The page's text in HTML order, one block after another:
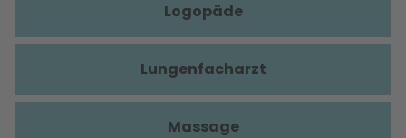
Logopäde
Lungenfacharzt
Massage